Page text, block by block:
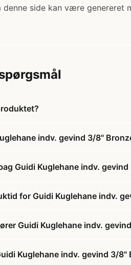
denne side kan være genereret
indv. gevind 3/8"
Guidi Kuglehane indv. gevind
for Guidi Kuglehane indv.
Guidi Kuglehane indv.
Kuglehane indv. gevind 3/8"